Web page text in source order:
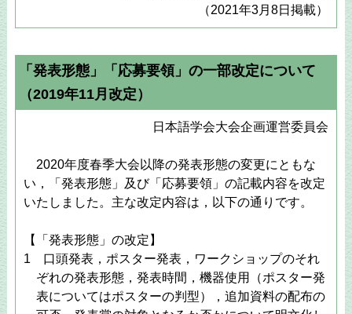
（2021年3月8日掲載）
「発表形態」「応募要領」の一部改定について
（2019年11月改定）
日本語学会大会企画運営委員会
2020年度春季大会以降の発表形態の変更にともな
い，「発表形態」及び「応募要領」の記載内容を改定
いたしました。主な改定内容は，以下の通りです。
【「発表形態」の改定】
1 口頭発表，ポスター発表，ワークショップのそれ
ぞれの発表形態，発表時間，機器使用（ポスター発
表についてはポスターの判型），追加資料の配布の